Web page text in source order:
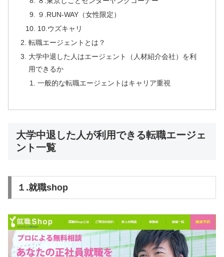
９.RUN-WAY（女性限定）
10.ウズキャリ
転職エージェントとは？
大学中退した人はエージェント（人材紹介会社）を利
用できるか
一般的な転職エージェントはキャリア重視
大学中退した人が利用できる転職エージェ
ント一覧
１.就職shop